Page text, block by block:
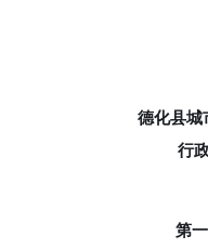
德化县城
行
第